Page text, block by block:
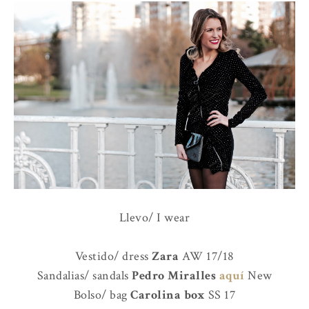
Llevo/ I wear
Vestido/ dress Zara AW 17/18
Sandalias/ sandals Pedro Miralles aquí New
Bolso/ bagCarolina box SS 17